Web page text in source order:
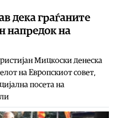
дека граѓаните
напредок на
Мицкоски денеска
на Европскиот совет,
посета на